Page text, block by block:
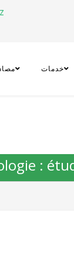
خدمات
: